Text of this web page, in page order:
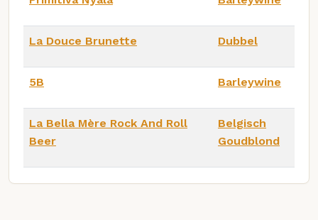
La Douce Brunette Dubbel
5B Barleywine
La Bella Mère Rock And Roll
Beer
Belgisch
Goudblond